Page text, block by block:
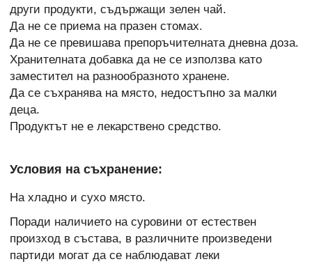
други продукти, съдържащи зелен чай.
Да не се приема на празен стомах.
Да не се превишава препоръчителната дневна доза.
Хранителната добавка да не се използва като
заместител на разнообразното хранене.
Да се съхранява на място, недостъпно за малки
деца.
Продуктът не е лекарствено средство.
Условия на съхранение:
На хладно и сухо място.
Поради наличието на суровини от естествен
произход в състава, в различните произведени
партиди могат да се наблюдават леки